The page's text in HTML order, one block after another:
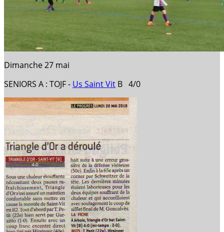
Dimanche 27 mai
SENIORS A : TOJF - Us Saint Vit B 4/0